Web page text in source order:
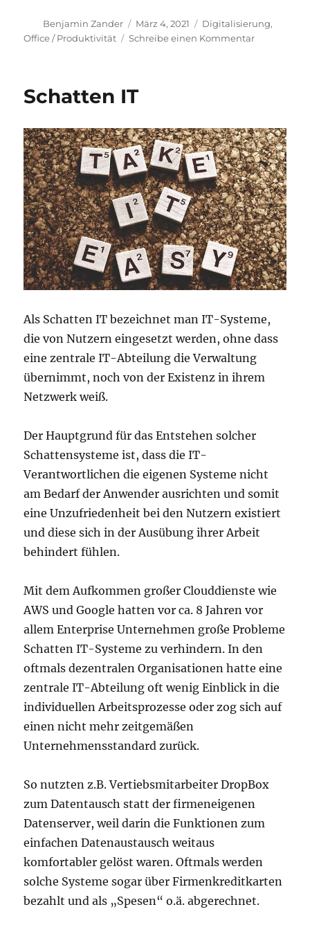
Autor
Benjamin Zander
Veröffentlicht
am
März 4, 2021 Kategorien
Digitalisierung,
Office / Produktivität
Schreibe einen Kommentarzu
Schatten IT
Als Schatten IT bezeichnet man IT-Systeme,
die von Nutzern eingesetzt werden, ohne dass
eine zentrale IT-Abteilung die Verwaltung
übernimmt, noch von der Existenz in ihrem
Netzwerk weiß.
Der Hauptgrund für das Entstehen solcher
Schattensysteme ist, dass die IT-
Verantwortlichen die eigenen Systeme nicht
am Bedarf der Anwender ausrichten und somit
eine Unzufriedenheit bei den Nutzern existiert
und diese sich in der Ausübung ihrer Arbeit
behindert fühlen.
Mit dem Aufkommen großer Clouddienste wie
AWS und Google hatten vor ca. 8 Jahren vor
allem Enterprise Unternehmen große Probleme
Schatten IT-Systeme zu verhindern. In den
oftmals dezentralen Organisationen hatte eine
zentrale IT-Abteilung oft wenig Einblick in die
individuellen Arbeitsprozesse oder zog sich auf
einen nicht mehr zeitgemäßen
Unternehmensstandard zurück.
So nutzten z.B. Vertiebsmitarbeiter DropBox
zum Datentausch statt der firmeneigenen
Datenserver, weil darin die Funktionen zum
einfachen Datenaustausch weitaus
komfortabler gelöst waren. Oftmals werden
solche Systeme sogar über Firmenkreditkarten
bezahlt und als „Spesen“ o.ä. abgerechnet.